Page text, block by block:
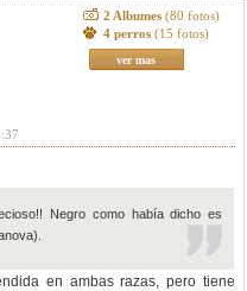
2 Albumes (80 fotos)
4 perros (15 fotos)
ver mas
Negro como había dicho es
en ambas razas, pero tiene